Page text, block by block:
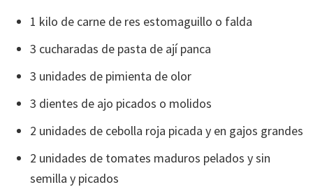
1 kilo de carne de res estomaguillo o falda
3 cucharadas de pasta de ají panca
3 unidades de pimienta de olor
3 dientes de ajo picados o molidos
2 unidades de cebolla roja picada y en gajos grandes
2 unidades de tomates maduros pelados y sin
semilla y picados